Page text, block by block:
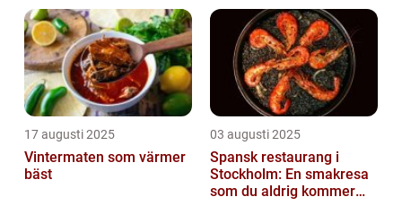
17 augusti 2025
Vintermaten som värmer
bäst
03 augusti 2025
Spansk restaurang i
Stockholm: En smakresa
som du aldrig kommer